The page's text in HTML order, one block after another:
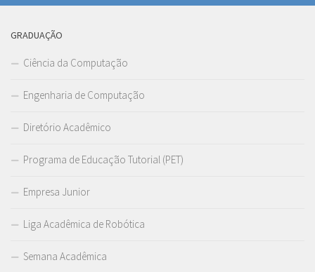
GRADUAÇÃO
Ciência da Computação
Engenharia de Computação
Diretório Acadêmico
Programa de Educação Tutorial (PET)
Empresa Junior
Liga Acadêmica de Robótica
Semana Acadêmica